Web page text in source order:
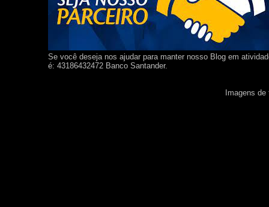
Se você deseja nos ajudar para manter nosso Blog em
é: 43186432472 Banco Santander.
Imagens